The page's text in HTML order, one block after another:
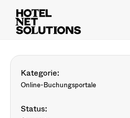
Kategorie:
Online-Buchungsportale
Status: